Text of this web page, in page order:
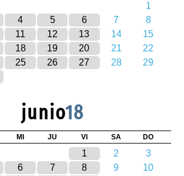
1
4 5 6 7
8
11 12 13 14
15
18 19 20 21
22
25 26 27 28
29
junio18
MI JU VI SA DO
1 2
3
6 7 8 9
10